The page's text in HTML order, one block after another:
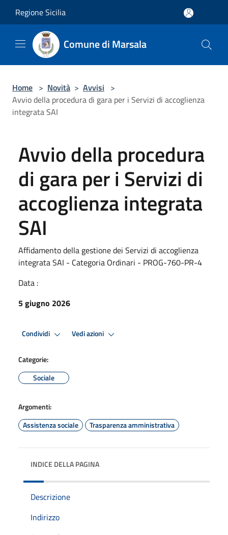
Regione Sicilia
Comune di Marsala
Home > Novità > Avvisi >
Avvio della procedura di gara per i Servizi di accoglienza
integrata SAI
Avvio della procedura
di gara per i Servizi di
accoglienza integrata
SAI
Affidamento della gestione dei Servizi di accoglienza
integrata SAI - Categoria Ordinari - PROG-760-PR-4
Data :
5 giugno 2026
Condividi Vedi azioni
Categorie:
Sociale
Argomenti:
Assistenza sociale
Trasparenza amministrativa
INDICE DELLA PAGINA
Descrizione
Indirizzo